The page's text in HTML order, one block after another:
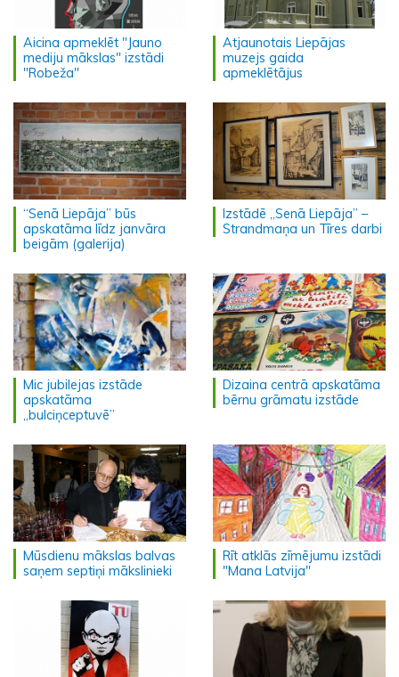
Aicina apmeklēt "Jauno
mediju mākslas" izstādi
"Robeža"
Atjaunotais Liepājas
muzejs gaida
apmeklētājus
“Senā Liepāja” būs
apskatāma līdz janvāra
beigām (galerija)
Izstādē „Senā Liepāja” –
Strandmaņa un Tīres darbi
Mic jubilejas izstāde
apskatāma
„bulciņceptuvē”
Dizaina centrā apskatāma
bērnu grāmatu izstāde
Mūsdienu mākslas balvas
saņem septiņi mākslinieki
Rīt atklās zīmējumu izstādi
"Mana Latvija"